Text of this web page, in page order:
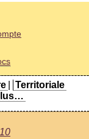
Territoriale